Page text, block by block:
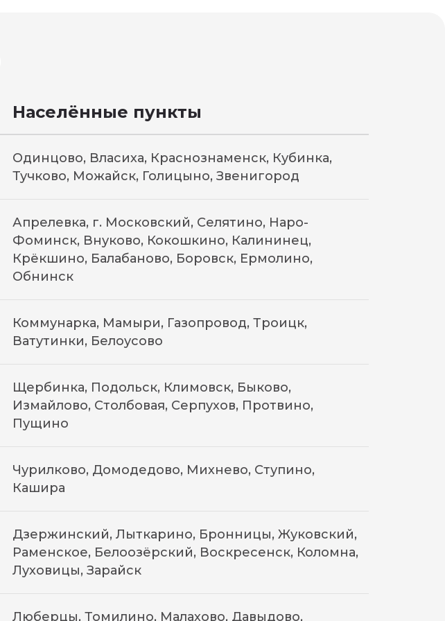
Населённые пункты
Одинцово, Власиха, Краснознаменск, Кубинка,
Тучково, Можайск, Голицыно, Звенигород
Апрелевка, г. Московский, Селятино, Наро-
Фоминск, Внуково, Кокошкино, Калининец,
Крёкшино, Балабаново, Боровск, Ермолино,
Обнинск
Коммунарка, Мамыри, Газопровод, Троицк,
Ватутинки, Белоусово
Щербинка, Подольск, Климовск, Быково,
Измайлово, Столбовая, Серпухов, Протвино,
Пущино
Чурилково, Домодедово, Михнево, Ступино,
Кашира
Дзержинский, Лыткарино, Бронницы, Жуковский,
Раменское, Белоозёрский, Воскресенск, Коломна,
Луховицы, Зарайск
Люберцы, Томилино, Малахово, Давыдово,